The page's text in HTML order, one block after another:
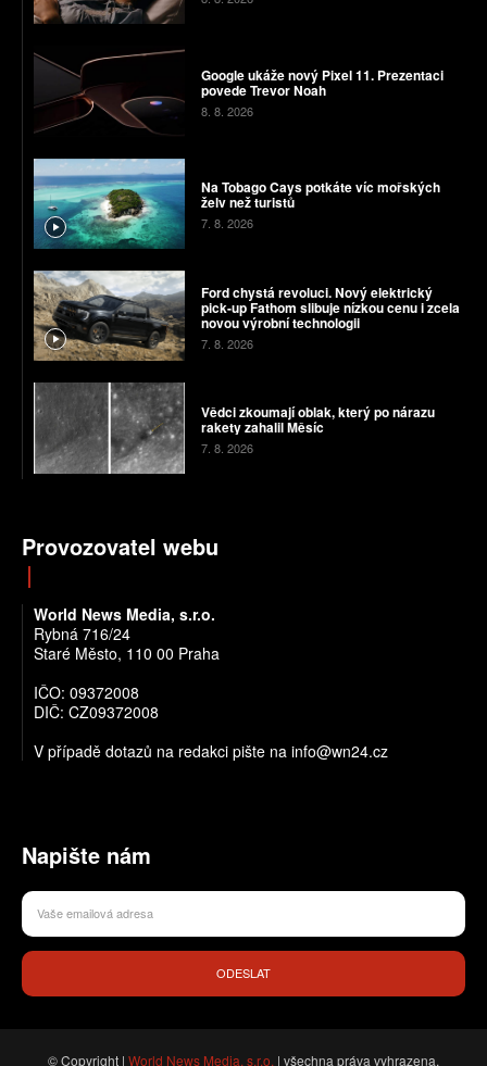
Google ukáže nový Pixel 11. Prezentaci
povede Trevor Noah
8. 8. 2026
Na Tobago Cays potkáte víc mořských
želv než turistů
7. 8. 2026
Ford chystá revoluci. Nový elektrický
pick-up Fathom slibuje nízkou cenu i zcela
novou výrobní technologii
7. 8. 2026
Vědci zkoumají oblak, který po nárazu
rakety zahalil Měsíc
7. 8. 2026
Provozovatel webu
World News Media, s.r.o.
Rybná 716/24
Staré Město, 110 00 Praha
IČO: 09372008
DIČ: CZ09372008
V případě dotazů na redakci pište na info@wn24.cz
Napište nám
ODESLAT
© Copyright | World News Media, s.r.o. | všechna práva vyhrazena.